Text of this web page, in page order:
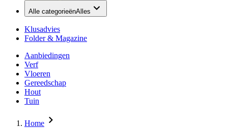
Alle categorieënAlles
Klusadvies
Folder & Magazine
Aanbiedingen
Verf
Vloeren
Gereedschap
Hout
Tuin
Home